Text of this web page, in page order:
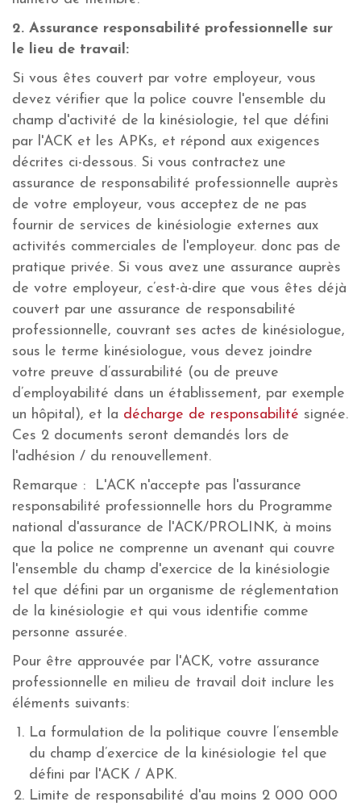
2. Assurance responsabilité professionnelle sur
le lieu de travail:
Si vous êtes couvert par votre employeur, vous
devez vérifier que la police couvre l'ensemble du
champ d'activité de la kinésiologie, tel que défini
par l'ACK et les APKs, et répond aux exigences
décrites ci-dessous. Si vous contractez une
assurance de responsabilité professionnelle auprès
de votre employeur, vous acceptez de ne pas
fournir de services de kinésiologie externes aux
activités commerciales de l'employeur. donc pas de
pratique privée. Si vous avez une assurance auprès
de votre employeur, c’est-à-dire que vous êtes déjà
couvert par une assurance de responsabilité
professionnelle, couvrant ses actes de kinésiologue,
sous le terme kinésiologue, vous devez joindre
votre preuve d’assurabilité (ou de preuve
d’employabilité dans un établissement, par exemple
un hôpital), et la décharge de responsabilité signée.
Ces 2 documents seront demandés lors de
l'adhésion / du renouvellement.
Remarque : L'ACK n'accepte pas l'assurance
responsabilité professionnelle hors du Programme
national d'assurance de l'ACK/PROLINK, à moins
que la police ne comprenne un avenant qui couvre
l'ensemble du champ d'exercice de la kinésiologie
tel que défini par un organisme de réglementation
de la kinésiologie et qui vous identifie comme
personne assurée.
Pour être approuvée par l'ACK, votre assurance
professionnelle en milieu de travail doit inclure les
éléments suivants:
La formulation de la politique couvre l’ensemble
du champ d’exercice de la kinésiologie tel que
défini par l'ACK / APK.
Limite de responsabilité d'au moins 2 000 000